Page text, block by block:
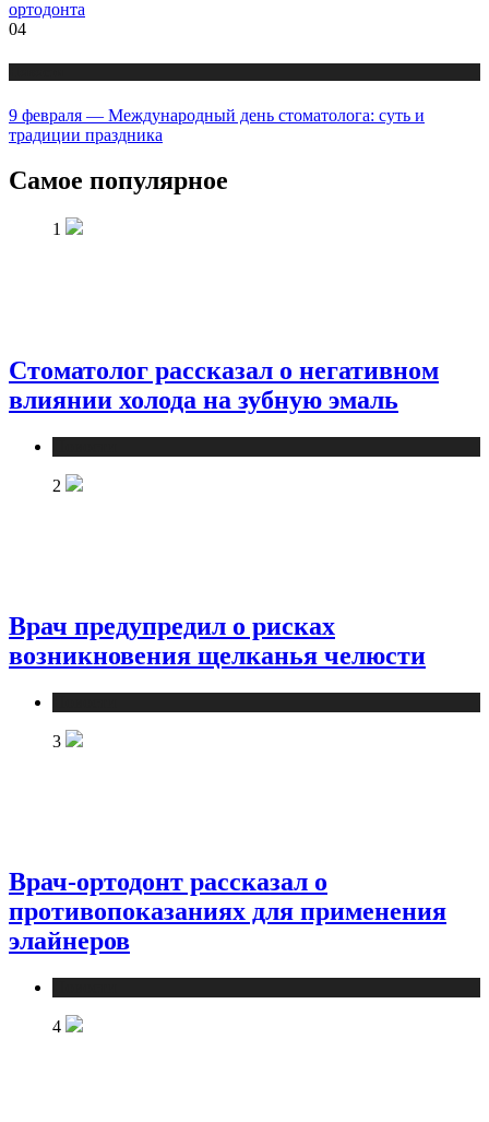
ортодонта
04
9 февраля — Международный день стоматолога: суть и
традиции праздника
Самое популярное
1
Стоматолог рассказал о негативном
влиянии холода на зубную эмаль
2
Врач предупредил о рисках
возникновения щелканья челюсти
3
Врач-ортодонт рассказал о
противопоказаниях для применения
элайнеров
4